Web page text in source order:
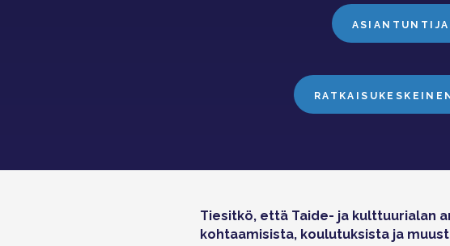
Tiesitkö, että Taide- ja kulttuurialan
kohtaamisista, koulutuksista ja